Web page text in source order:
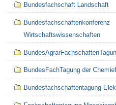
Bundesfachschaft Landschaft
Bundesfachschaftenkonferenz
Wirtschaftswissenschaften
BundesFachTagung der
Bundesfachschaftentagung